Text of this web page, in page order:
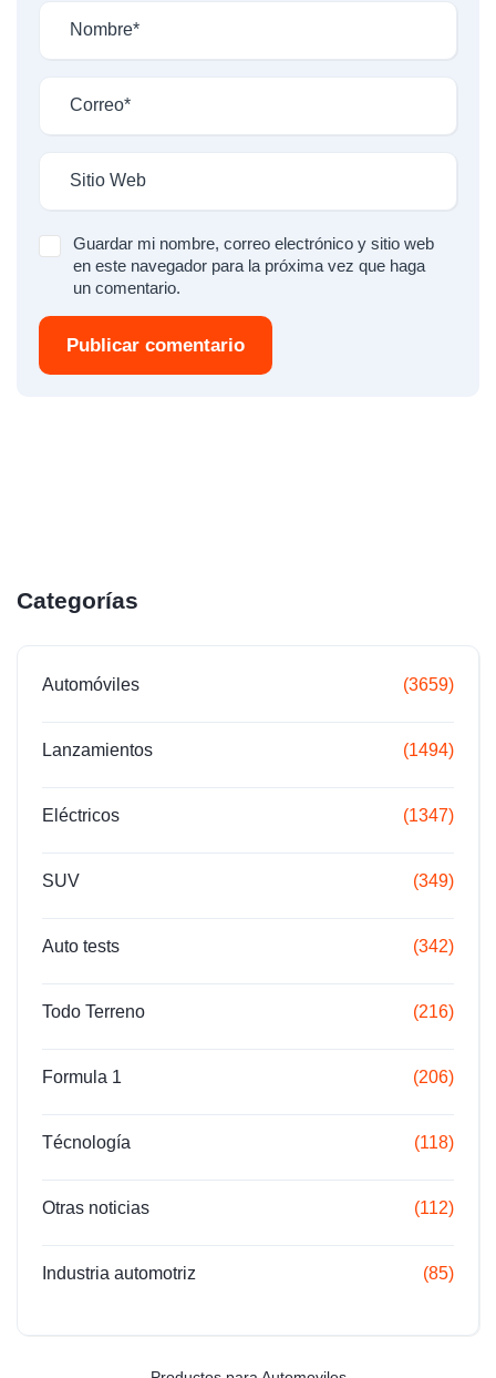
Guardar mi nombre, correo electrónico y sitio web
en este navegador para la próxima vez que haga
un comentario.
Publicar comentario
Categorías
Automóviles (3659)
Lanzamientos (1494)
Eléctricos (1347)
SUV (349)
Auto tests (342)
Todo Terreno (216)
Formula 1 (206)
Técnología (118)
Otras noticias (112)
Industria automotriz (85)